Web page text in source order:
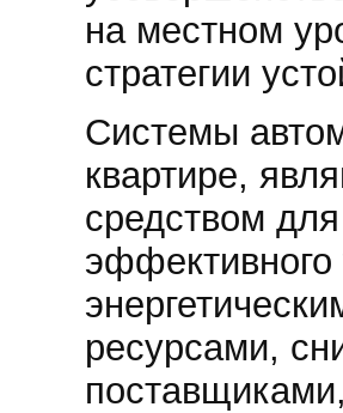
на местном
стратегии
Системы
квартире,
средством
эффективного
ресурсами,